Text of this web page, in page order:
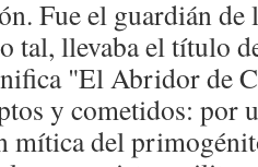
Fue el guardián de
tal, llevaba el título
"El Abridor de
y cometidos: por
mítica del